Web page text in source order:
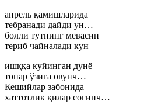
апрель қамишларида
тебранади дайди ун…
болли тутнинг мевасин
териб чайналади кун
ишққа куйинган дунё
топар ўзига овунч…
Кешийлар забонида
хаттотлик қилар соғинч…